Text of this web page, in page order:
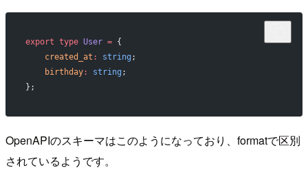
export type User = {
    created_at
: string ;
    birthday
: string ;
};
OpenAPIのスキーマはこのようになっており、formatで区別
されているようです。